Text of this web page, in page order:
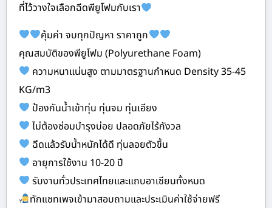
ที่ไว้วางใจเลือกฉีดพียูโฟมกับเรา
คุ้มค่า จบทุกปัญหา ราคาถูก
คุณสมบัติของพียูโฟม (Polyurethane Foam)
ความหนาแน่นสูง ตามมาตรฐานกำหนด Density 35-45
KG/m3
ป้องกันน้ำเข้าทุ่น ทุ่นจม ทุ่นเอียง
ไม่ต้องซ่อมบำรุงบ่อย ปลอดภัยไร้กังวล
ฉีดแล้วรับน้ำหนักได้ดี ทุ่นลอยตัวขึ้น
อายุการใช้งาน 10-20 ปี
รับงานทั่วประเทศไทยและแถบอาเซียนทั้งหมด
ทักแชทเพจเข้ามาสอบถามและประเมินค่าใช้จ่ายฟรี